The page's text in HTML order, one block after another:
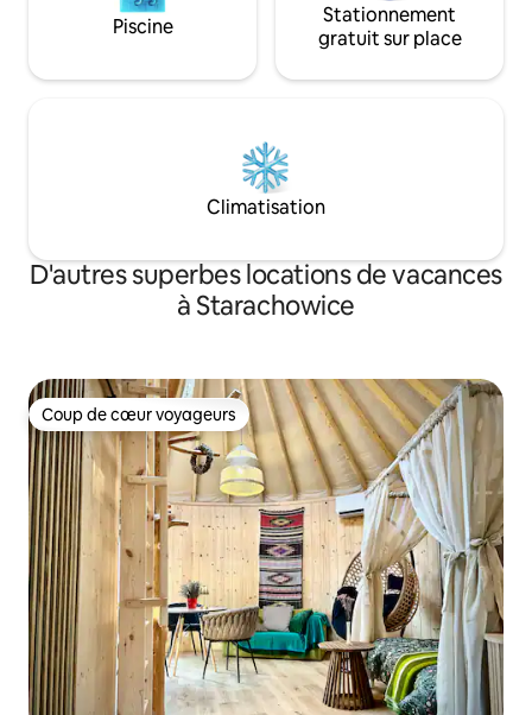
Piscine
Stationnement
gratuit sur place
Climatisation
D'autres superbes locations de vacances
à Starachowice
Coup de cœur voyageurs
Coup de cœur voyageurs